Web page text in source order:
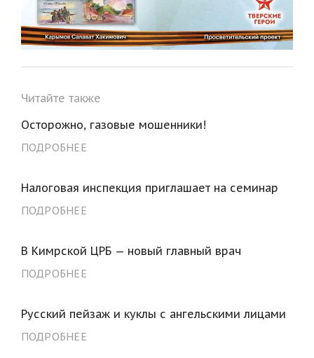
Читайте также
Осторожно, газовые мошенники!
ПОДРОБНЕЕ
Налоговая инспекция приглашает на семинар
ПОДРОБНЕЕ
В Кимрской ЦРБ — новый главный врач
ПОДРОБНЕЕ
Русский пейзаж и куклы с ангельскими лицами
ПОДРОБНЕЕ